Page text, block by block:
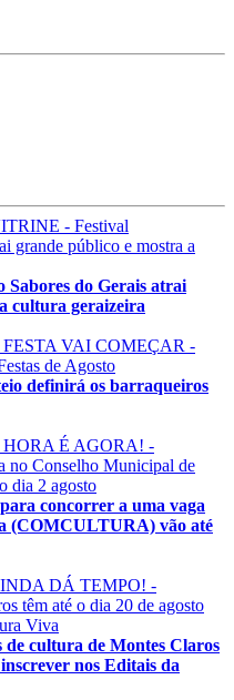
do Gerais atrai
cultura geraizeira
definirá os barraqueiros
concorrer a uma vaga
(COMCULTURA) vão até
cultura de Montes Claros
nos Editais da